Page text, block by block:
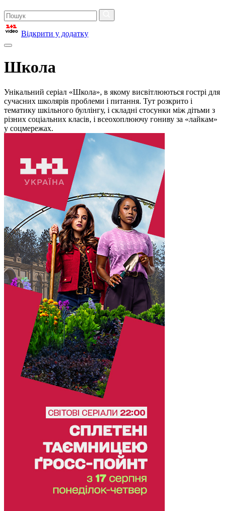
Відкрити у додатку
Школа
Унікальний серіал «Школа», в якому висвітлюються гострі для
сучасних школярів проблеми і питання. Тут розкрито і
тематику шкільного буллінгу, і складні стосунки між дітьми з
різних соціальних класів, і всеохоплюючу гониву за «лайкам»
у соцмережах.